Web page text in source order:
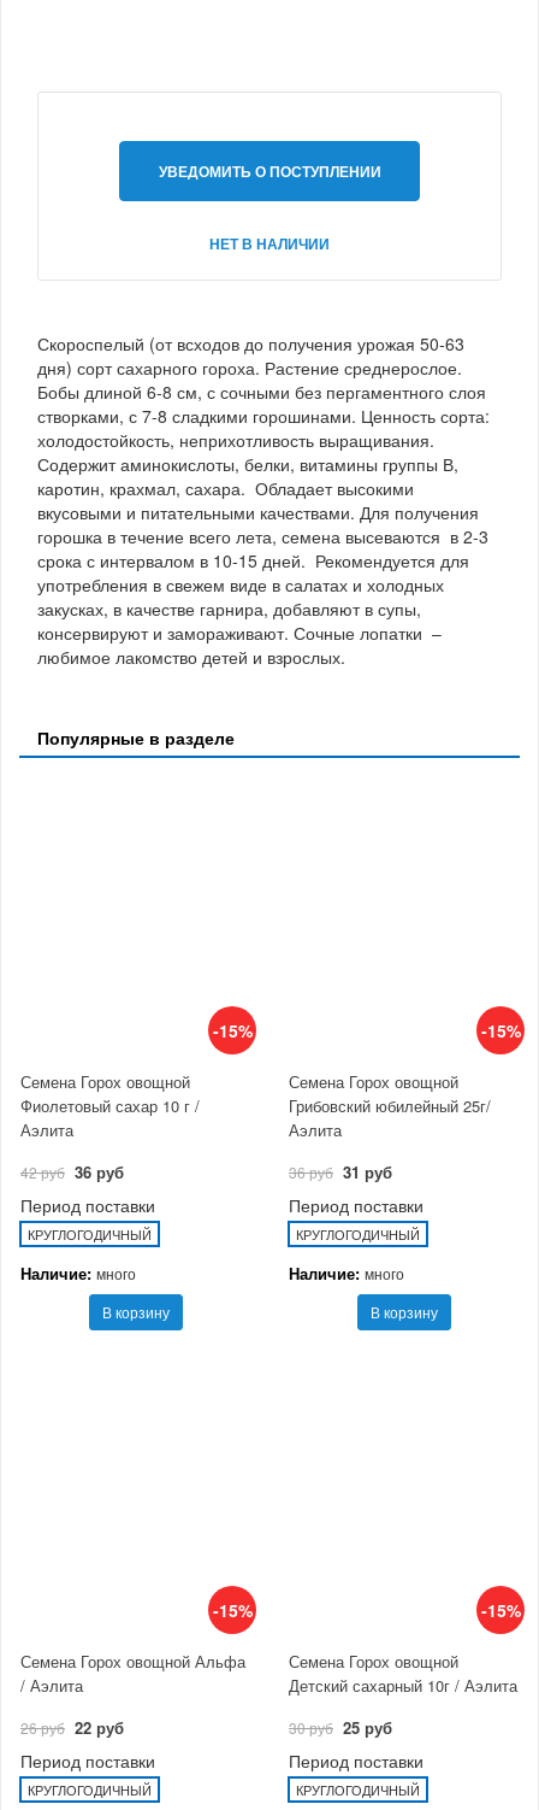
УВЕДОМИТЬ О ПОСТУПЛЕНИИ
НЕТ В НАЛИЧИИ
Скороспелый (от всходов до получения урожая 50-63
дня) сорт сахарного гороха. Растение среднерослое.
Бобы длиной 6-8 см, с сочными без пергаментного слоя
створками, с 7-8 сладкими горошинами. Ценность сорта:
холодостойкость, неприхотливость выращивания.
Содержит аминокислоты, белки, витамины группы В,
каротин, крахмал, сахара. Обладает высокими
вкусовыми и питательными качествами. Для получения
горошка в течение всего лета, семена высеваются в 2-3
срока с интервалом в 10-15 дней. Рекомендуется для
употребления в свежем виде в салатах и холодных
закусках, в качестве гарнира, добавляют в супы,
консервируют и замораживают. Сочные лопатки –
любимое лакомство детей и взрослых.
Популярные в разделе
-15%
Семена Горох овощной
Фиолетовый сахар 10 г /
Аэлита
42 руб 36 руб
Период поставки
КРУГЛОГОДИЧНЫЙ
Наличие: много
В корзину
-15%
Семена Горох овощной
Грибовский юбилейный 25г/
Аэлита
36 руб 31 руб
Период поставки
КРУГЛОГОДИЧНЫЙ
Наличие: много
В корзину
-15%
Семена Горох овощной Альфа
/ Аэлита
26 руб 22 руб
Период поставки
КРУГЛОГОДИЧНЫЙ
-15%
Семена Горох овощной
Детский сахарный 10г / Аэлита
30 руб 25 руб
Период поставки
КРУГЛОГОДИЧНЫЙ